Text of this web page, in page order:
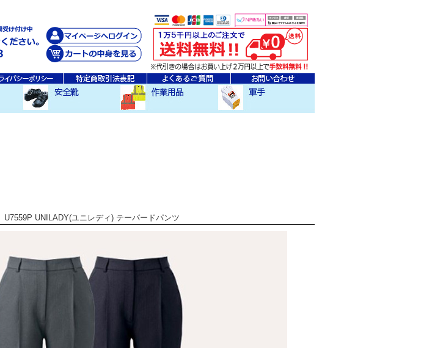
U7559P UNILADY(ユニレディ) テーパードパンツ